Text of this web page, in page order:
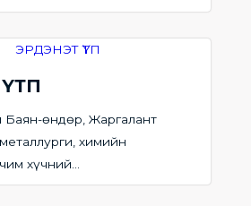
Баян-өндөр, Жаргалант
химийн
хүчний...